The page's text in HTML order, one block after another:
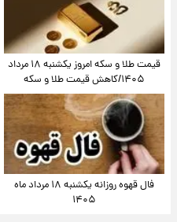
قیمت طلا و سکه امروز یکشنبه ۱۸ مرداد
۱۴۰۵/کاهش قیمت طلا و سکه
فال قهوه روزانه یکشنبه ۱۸ مرداد ماه
۱۴۰۵